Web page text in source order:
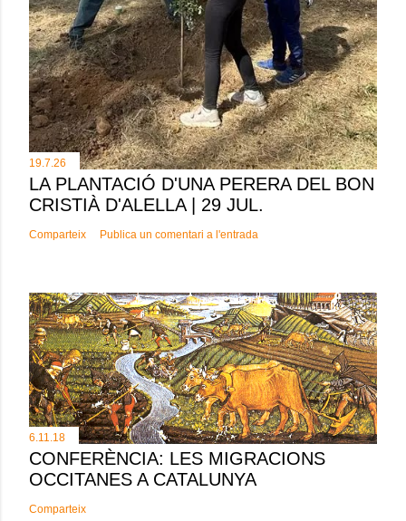
19.7.26
LA PLANTACIÓ D'UNA PERERA DEL BON
CRISTIÀ D'ALELLA | 29 JUL.
Comparteix Publica un comentari a l'entrada
6.11.18
CONFERÈNCIA: LES MIGRACIONS
OCCITANES A CATALUNYA
Comparteix